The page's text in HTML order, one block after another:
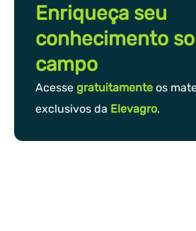
Enriqueça seu
conhecimento
campo
Acesse gratuitamente os
exclusivos da Elevagro.